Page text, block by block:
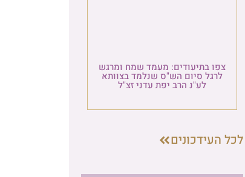
צפו בתיעודים: מעמד שמח ומרגש
לרגל סיום הש"ס שנלמד בצוותא
לע"נ הרב יפת עדני זצ"ל
לכל העידכונים